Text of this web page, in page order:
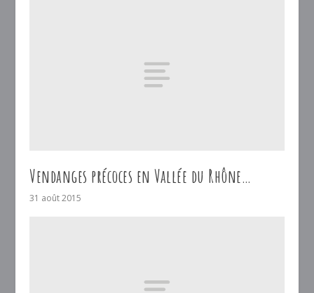
Vendanges précoces en Vallée du Rhône…
31 août 2015